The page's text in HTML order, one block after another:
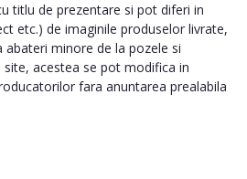
titlu de prezentare si pot diferi in
etc.) de imaginile produselor livrate,
minore de la pozele si
acestea se pot modifica in
fara anuntarea prealabila